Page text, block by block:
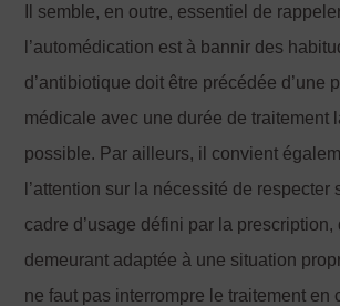
Il semble, en outre, essentiel de
l’automédication est à bannir des
d’antibiotique doit être précédée d’une
médicale avec une durée de traitement
possible. Par ailleurs, il convient
l’attention sur la nécessité de respecter
cadre d’usage défini par la prescription,
demeurant adaptée à une situation
ne faut pas interrompre le traitement en